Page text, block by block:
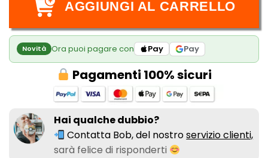
AGGIUNGI AL CARRELLO
Novità Ora puoi pagare con Pay Pay
Pagamenti 100% sicuri
Hai qualche dubbio?
Contatta Bob, del nostroservizio clienti,
sarà felice di risponderti